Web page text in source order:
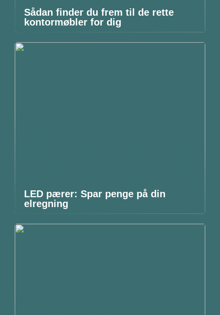
Sådan finder du frem til de rette
kontormøbler for dig
LED pærer: Spar penge på din
elregning